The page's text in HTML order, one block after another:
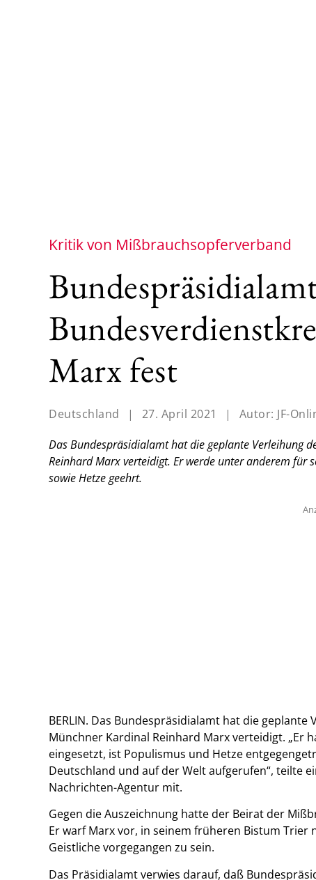
Kritik von Mißbrauchsopferverband
Marx fest
Deutschland | 27. April 2021 | Autor: JF-
Das Bundespräsidialamt hat die geplante Verleihung
Reinhard Marx verteidigt. Er werde unter anderem für
sowie Hetze geehrt.
BERLIN. Das Bundespräsidialamt hat die
Münchner Kardinal Reinhard Marx verteidigt. „Er
eingesetzt, ist Populismus und Hetze
Deutschland und auf der Welt aufgerufen“, teilte
Nachrichten-Agentur mit.
Gegen die Auszeichnung hatte der Beirat der
Er warf Marx vor, in seinem früheren Bistum
Geistliche vorgegangen zu sein.
Das Präsidialamt verwies darauf, daß